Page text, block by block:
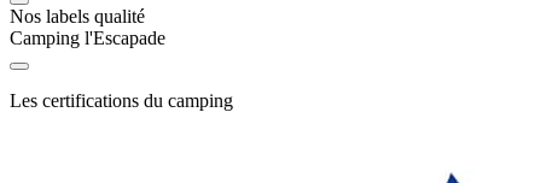
Nos labels qualité
Camping l'Escapade
Les certifications du camping